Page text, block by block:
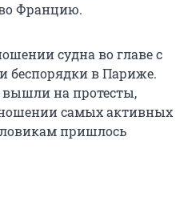
Францию.
судна во главе с
беспорядки в Париже.
вышли на протесты,
самых активных
пришлось